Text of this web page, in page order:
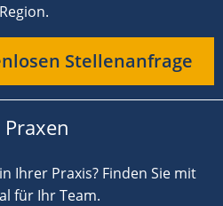
Stellenanfrage
Ihrer Praxis? Finden Sie mit
für Ihr Team.